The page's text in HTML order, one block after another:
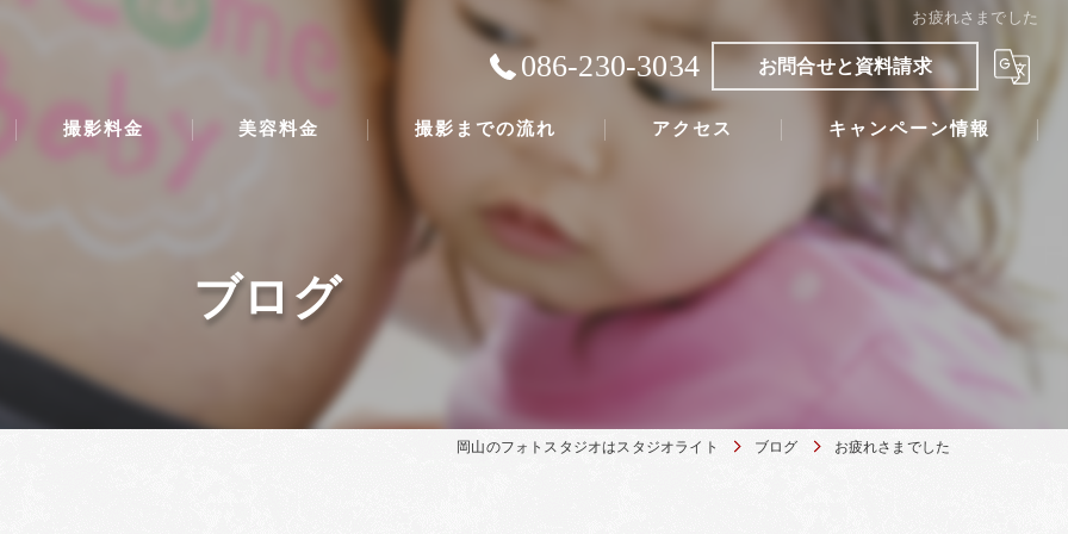
お疲れさまでした
086-230-3034 お問合せと資料請求
撮影料金 美容料金 撮影までの流れ アクセス キャンペーン情報
ブログ
岡山のフォトスタジオはスタジオライト ブログ お疲れさまでした